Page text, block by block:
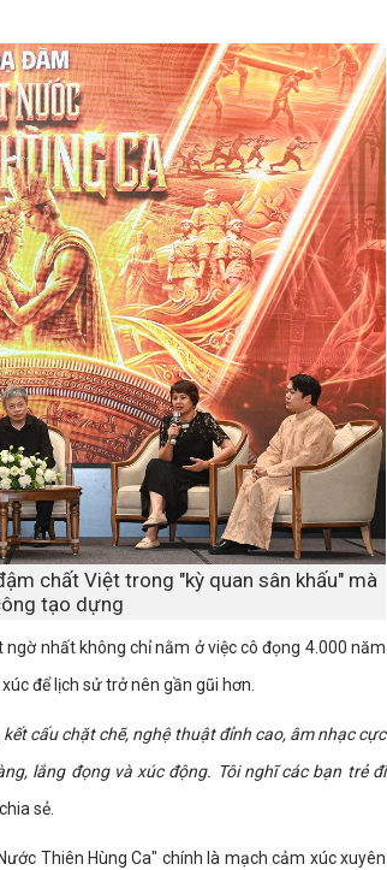
chất Việt trong "kỳ quan sân khấu" mà
tạo dựng
nhất không chỉ nằm ở việc cô đọng 4.000 năm
để lịch sử trở nên gần gũi hơn.
cấu chặt chẽ, nghệ thuật đỉnh cao, âm nhạc cực
lắng đọng và xúc động. Tôi nghĩ các bạn trẻ đi
sẻ.
Thiên Hùng Ca" chính là mạch cảm xúc xuyên